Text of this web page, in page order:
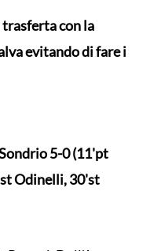
trasferta con la
evitando di fare i
5-0 (11'pt
Odinelli, 30'st